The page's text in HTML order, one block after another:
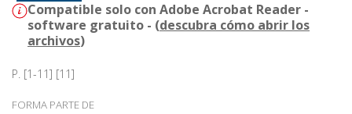
Compatible solo con Adobe Acrobat Reader -
software gratuito - (descubra cómo abrir los
archivos)
P. [1-11] [11]
FORMA PARTE DE